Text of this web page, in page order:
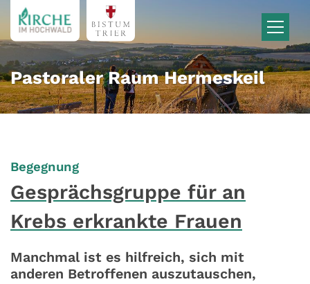
Zum Inhalt springen
Pastoraler Raum Hermeskeil
Begegnung:
Gesprächsgruppe für an
Krebs erkrankte Frauen
Manchmal ist es hilfreich, sich mit
anderen Betroffenen auszutauschen,